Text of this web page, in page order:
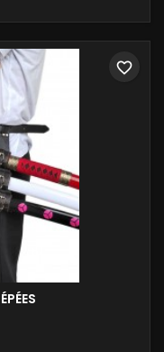
favorite_border